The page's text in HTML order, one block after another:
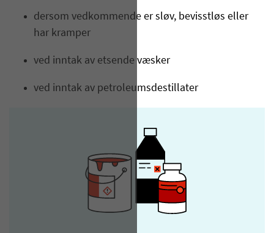
dersom vedkommende er sløv, bevisstløs eller
har kramper
ved inntak av etsende væsker
ved inntak av petroleumsdestillater